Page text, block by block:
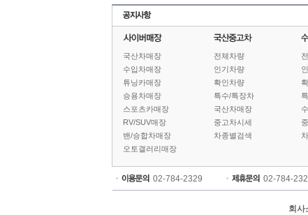
국산차매장
수입차매장
튜닝카매장
승용차매장
스포츠카매장
RV/SUV매장
밴/승합차매장
오토갤러리매장
전체차량
인기차량
확인차량
특수/특장차
국산차매장
중고차시세
차종별검색
02-784-2329 02-784-
회사